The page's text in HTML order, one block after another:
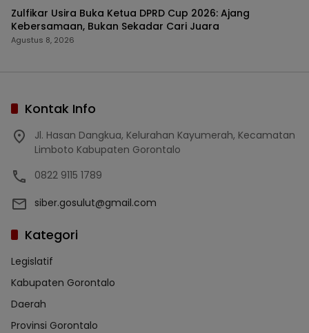
Zulfikar Usira Buka Ketua DPRD Cup 2026: Ajang
Kebersamaan, Bukan Sekadar Cari Juara
Agustus 8, 2026
Kontak Info
Jl. Hasan Dangkua, Kelurahan Kayumerah, Kecamatan
Limboto Kabupaten Gorontalo
0822 9115 1789
siber.gosulut@gmail.com
Kategori
Legislatif
Kabupaten Gorontalo
Daerah
Provinsi Gorontalo